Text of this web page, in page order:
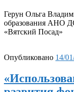
Герун Ольга
образования АНО
«Вятский Посад»
Опубликовано 14/